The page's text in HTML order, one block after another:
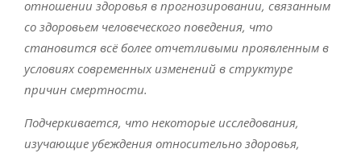
отношении здоровья в прогнозировании, связанным
со здоровьем человеческого поведения, что
становится всё более отчетливыми проявленным в
условиях современных изменений в структуре
причин смертности.
Подчеркивается, что некоторые исследования,
изучающие убеждения относительно здоровья,